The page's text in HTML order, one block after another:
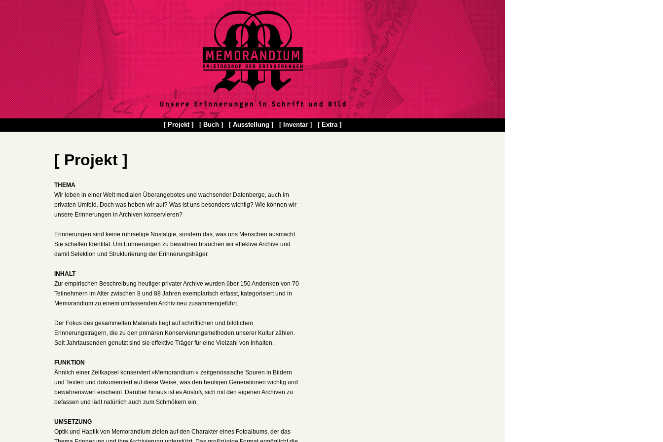
[ Projekt ] [ Buch ] [ Ausstellung ] [ Inventar ] [ Extra ]
[ Projekt ]
THEMA
Wir leben in einer Welt medialen Überangebotes und wachsender Datenberge, auch im
privaten Umfeld. Doch was heben wir auf? Was ist uns besonders wichtig? Wie können wir
unsere Erinnerungen in Archiven konservieren?
Erinnerungen sind keine rührselige Nostalgie, sondern das, was uns Menschen ausmacht.
Sie schaffen Identität. Um Erinnerungen zu bewahren brauchen wir effektive Archive und
damit Selektion und Strukturierung der Erinnerungsträger.
INHALT
Zur empirischen Beschreibung heutiger privater Archive wurden über 150 Andenken von 70
Teilnehmern im Alter zwischen 8 und 88 Jahren exemplarisch erfasst, kategorisiert und in
Memorandium zu einem umfassenden Archiv neu zusammengeführt.
Der Fokus des gesammelten Materials liegt auf schriftlichen und bildlichen
Erinnerungsträgern, die zu den primären Konservierungsmethoden unserer Kultur zählen.
Seit Jahrtausenden genutzt sind sie effektive Träger für eine Vielzahl von Inhalten.
FUNKTION
Ähnlich einer Zeitkapsel konserviert »Memorandium « zeitgenössische Spuren in Bildern
und Texten und dokumentiert auf diese Weise, was den heutigen Generationen wichtig und
bewahrenswert erscheint. Darüber hinaus ist es Anstoß, sich mit den eigenen Archiven zu
befassen und lädt natürlich auch zum Schmökern ein.
UMSETZUNG
Optik und Haptik von Memorandium zielen auf den Charakter eines Fotoalbums, der das